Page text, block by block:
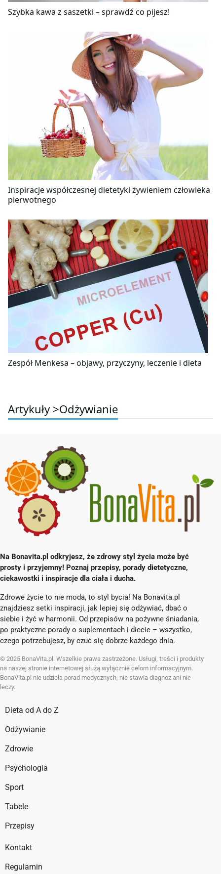
Szybka kawa z saszetki – sprawdź co pijesz!
Inspiracje współczesnej dietetyki żywieniem człowieka
pierwotnego
Zespół Menkesa – objawy, przyczyny, leczenie i dieta
Artykuły >Odżywianie
Na Bonavita.pl odkryjesz, że zdrowy styl życia może być
prosty i przyjemny! Poznaj przepisy, porady dietetyczne,
ciekawostki i inspiracje dla ciała i ducha.
Zdrowe życie to nie moda, to styl bycia! Na Bonavita.pl
znajdziesz setki inspiracji, jak lepiej się odżywiać, dbać o
siebie i żyć w harmonii. Od przepisów na pożywne śniadania,
po praktyczne porady o suplementach i diecie – wszystko,
czego potrzebujesz, by czuć się dobrze każdego dnia.
© 2025 BonaVita.pl. Wszelkie prawa zastrzeżone. Usługi, treści i produkty
na naszej stronie internetowej służą wyłącznie celom informacyjnym.
BonaVita.pl nie udziela porad medycznych, nie stawia diagnoz ani nie
leczy.
Dieta od A do Z
Odżywianie
Zdrowie
Psychologia
Sport
Tabele
Przepisy
Kontakt
Regulamin